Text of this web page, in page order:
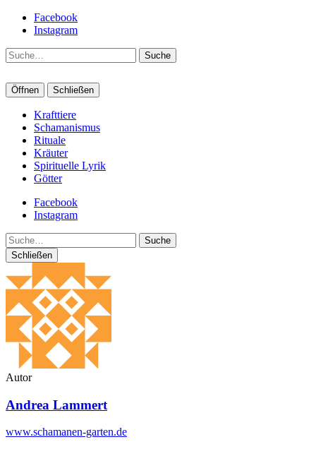
Facebook
Instagram
Suche
Öffnen Schließen
Krafttiere
Schamanismus
Rituale
Kräuter
Spirituelle Lyrik
Götter
Facebook
Instagram
Suche
Schließen
Autor
Andrea Lammert
www.schamanen-garten.de